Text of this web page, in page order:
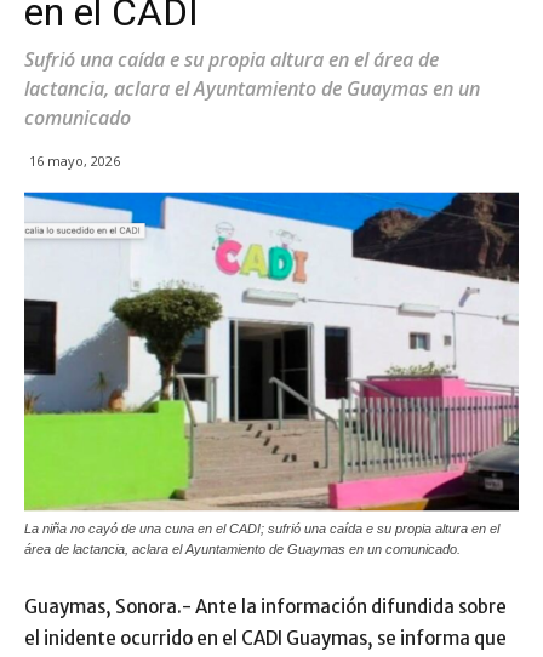
en el CADI
Sufrió una caída e su propia altura en el área de
lactancia, aclara el Ayuntamiento de Guaymas en un
comunicado
16 mayo, 2026
La niña no cayó de una cuna en el CADI; sufrió una caída e su propia altura en el
área de lactancia, aclara el Ayuntamiento de Guaymas en un comunicado.
Guaymas, Sonora.- Ante la información difundida sobre
el inidente ocurrido en el CADI Guaymas, se informa que